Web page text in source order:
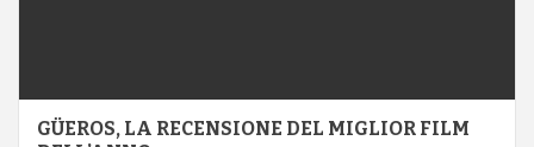
GÜEROS, LA RECENSIONE DEL MIGLIOR FILM